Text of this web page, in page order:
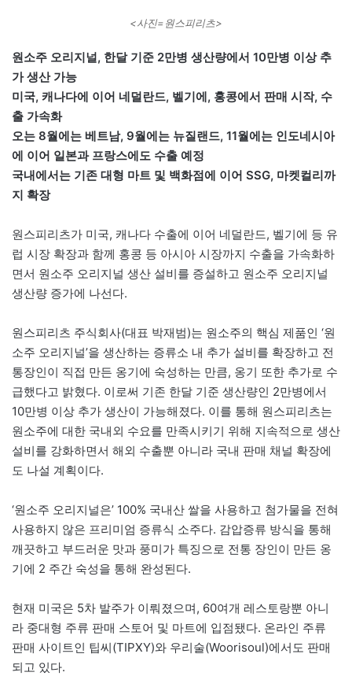
<사진=원스피리츠>
원소주 오리지널, 한달 기준 2만병 생산량에서 10만병 이상 추
가 생산 가능
미국, 캐나다에 이어 네덜란드, 벨기에, 홍콩에서 판매 시작, 수
출 가속화
오는 8월에는 베트남, 9월에는 뉴질랜드, 11월에는 인도네시아
에 이어 일본과 프랑스에도 수출 예정
국내에서는 기존 대형 마트 및 백화점에 이어 SSG, 마켓컬리까
지 확장
원스피리츠가 미국, 캐나다 수출에 이어 네덜란드, 벨기에 등 유
럽 시장 확장과 함께 홍콩 등 아시아 시장까지 수출을 가속화하
면서 원소주 오리지널 생산 설비를 증설하고 원소주 오리지널
생산량 증가에 나선다.
원스피리츠 주식회사(대표 박재범)는 원소주의 핵심 제품인 ‘원
소주 오리지널’을 생산하는 증류소 내 추가 설비를 확장하고 전
통장인이 직접 만든 옹기에 숙성하는 만큼, 옹기 또한 추가로 수
급했다고 밝혔다. 이로써 기존 한달 기준 생산량인 2만병에서
10만병 이상 추가 생산이 가능해졌다. 이를 통해 원스피리츠는
원소주에 대한 국내외 수요를 만족시키기 위해 지속적으로 생산
설비를 강화하면서 해외 수출뿐 아니라 국내 판매 채널 확장에
도 나설 계획이다.
‘원소주 오리지널은’ 100% 국내산 쌀을 사용하고 첨가물을 전혀
사용하지 않은 프리미엄 증류식 소주다. 감압증류 방식을 통해
깨끗하고 부드러운 맛과 풍미가 특징으로 전통 장인이 만든 옹
기에 2 주간 숙성을 통해 완성된다.
현재 미국은 5차 발주가 이뤄졌으며, 60여개 레스토랑뿐 아니
라 중대형 주류 판매 스토어 및 마트에 입점됐다. 온라인 주류
판매 사이트인 팁씨(TIPXY)와 우리술(Woorisoul)에서도 판매
되고 있다.